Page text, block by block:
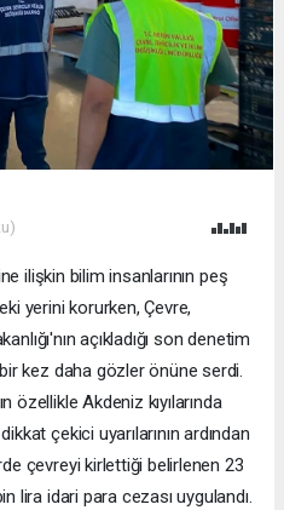
ilişkin bilim insanlarının peş
yerini korurken, Çevre,
açıkladığı son denetim
kez daha gözler önüne serdi.
özellikle Akdeniz kıyılarında
çekici uyarılarının ardından
çevreyi kirlettiği belirlenen 23
lira idari para cezası uygulandı.